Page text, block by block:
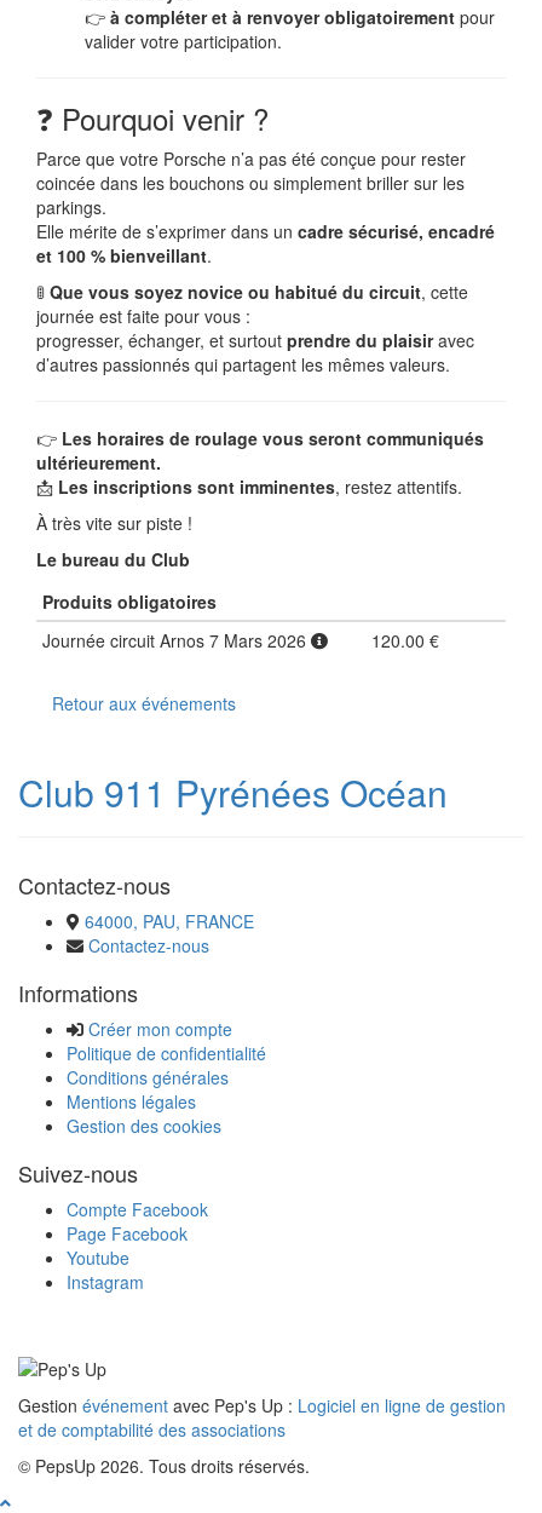
👉 à compléter et à renvoyer obligatoirement pour
valider votre participation.
❓ Pourquoi venir ?
Parce que votre Porsche n’a pas été conçue pour rester
coincée dans les bouchons ou simplement briller sur les
parkings.
Elle mérite de s’exprimer dans un cadre sécurisé, encadré
et 100 % bienveillant.
🚦 Que vous soyez novice ou habitué du circuit, cette
journée est faite pour vous :
progresser, échanger, et surtout prendre du plaisiravec
d’autres passionnés qui partagent les mêmes valeurs.
👉 Les horaires de roulage vous seront communiqués
ultérieurement.
📩 Les inscriptions sont imminentes, restez attentifs.
À très vite sur piste !
Le bureau du Club
Produits obligatoires
Journée circuit Arnos 7 Mars 2026
120.00 €
Retour aux événements
Club 911 Pyrénées Océan
Contactez-nous
64000, PAU, FRANCE
Contactez-nous
Informations
Créer mon compte
Politique de confidentialité
Conditions générales
Mentions légales
Gestion des cookies
Suivez-nous
Compte Facebook
Page Facebook
Youtube
Instagram
Gestion événement avec Pep's Up : Logiciel en ligne de gestion
et de comptabilité des associations
© PepsUp 2026. Tous droits réservés.